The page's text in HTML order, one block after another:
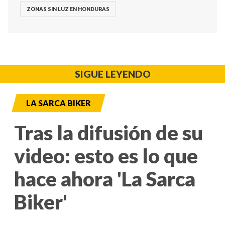
ZONAS SIN LUZ EN HONDURAS
SIGUE LEYENDO
LA SARCA BIKER
Tras la difusión de su
video: esto es lo que
hace ahora 'La Sarca
Biker'